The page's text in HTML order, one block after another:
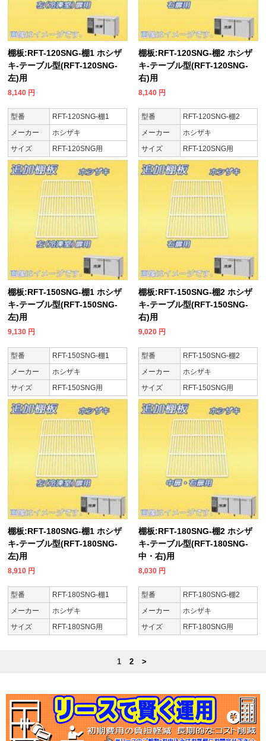
棚板:RFT-120SNG-棚1 ホシザ
キ-テーブル型(RFT-120SNG-
左)用
8,140 円
型番
RFT-120SNG-棚1
メーカー
ホシザキ
サイズ
RFT-120SNG用
棚板:RFT-120SNG-棚2 ホシザ
キ-テーブル型(RFT-120SNG-
右)用
8,140 円
型番
RFT-120SNG-棚2
メーカー
ホシザキ
サイズ
RFT-120SNG用
棚板:RFT-150SNG-棚1 ホシザ
キ-テーブル型(RFT-150SNG-
左)用
9,130 円
型番
RFT-150SNG-棚1
メーカー
ホシザキ
サイズ
RFT-150SNG用
棚板:RFT-150SNG-棚2 ホシザ
キ-テーブル型(RFT-150SNG-
右)用
9,020 円
型番
RFT-150SNG-棚2
メーカー
ホシザキ
サイズ
RFT-150SNG用
棚板:RFT-180SNG-棚1 ホシザ
キ-テーブル型(RFT-180SNG-
左)用
8,910 円
型番
RFT-180SNG-棚1
メーカー
ホシザキ
サイズ
RFT-180SNG用
棚板:RFT-180SNG-棚2 ホシザ
キ-テーブル型(RFT-180SNG-
中・右)用
8,030 円
型番
RFT-180SNG-棚2
メーカー
ホシザキ
サイズ
RFT-180SNG用
1 2 >